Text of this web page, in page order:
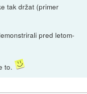
tak držat (primer
pred letom-
to.